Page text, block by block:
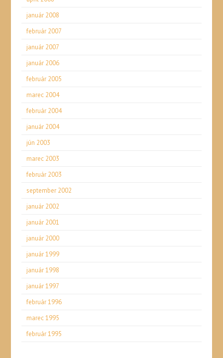
január 2008
február 2007
január 2007
január 2006
február 2005
marec 2004
február 2004
január 2004
jún 2003
marec 2003
február 2003
september 2002
január 2002
január 2001
január 2000
január 1999
január 1998
január 1997
február 1996
marec 1995
február 1995